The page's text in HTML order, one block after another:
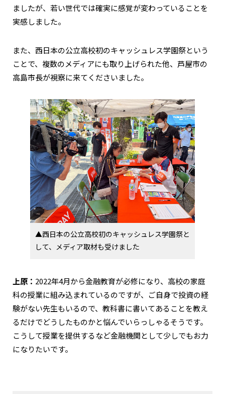
ましたが、若い世代では確実に感覚が変わっていることを
実感しました。
また、西日本の公立高校初のキャッシュレス学園祭という
ことで、複数のメディアにも取り上げられた他、芦屋市の
高島市長が視察に来てくださいました。
▲西日本の公立高校初のキャッシュレス学園祭と
して、メディア取材も受けました
上原： 2022年4月から金融教育が必修になり、高校の家庭
科の授業に組み込まれているのですが、ご自身で投資の経
験がない先生もいるので、教科書に書いてあることを教え
るだけでどうしたものかと悩んでいらっしゃるそうです。
こうして授業を提供するなど金融機関として少しでもお力
になりたいです。